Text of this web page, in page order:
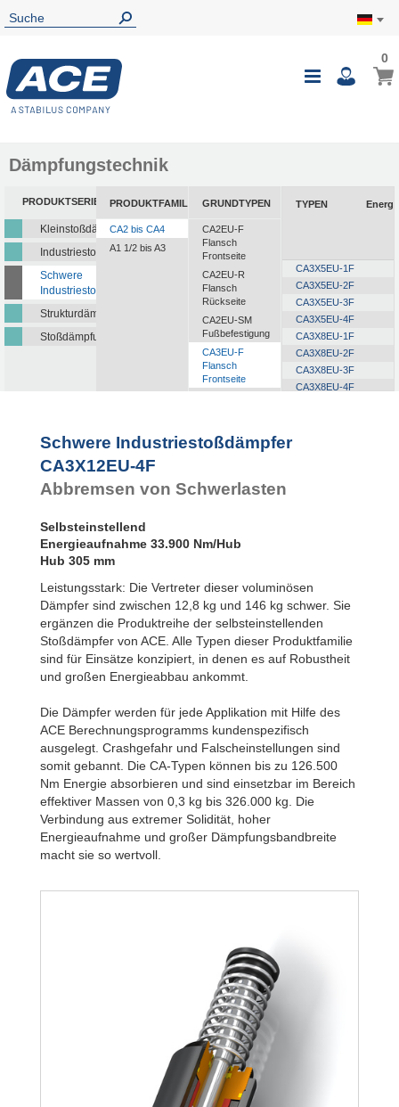
00
Dämpfungstechnik
PRODUKTSERIEN
Kleinstoßdämpfer
Industriestoßdämpfer
Schwere
Industriestoßdämpfer
Strukturdämpfer
Stoßdämpfungsplatten
PRODUKTFAMILIEN
CA2 bis CA4
A1 1/2 bis A3
GRUNDTYPEN
CA2EU-F
Flansch
Frontseite
CA2EU-R
Flansch
Rückseite
CA2EU-SM
Fußbefestigung
CA3EU-F
Flansch
Frontseite
CA3EU-S
Flansch
Rückseite
beidseitig
CA4EU-S
Fußbefestigung
TYPEN
CA3X5EU-1F
CA3X5EU-2F
CA3X5EU-3F
CA3X5EU-4F
CA3X8EU-1F
CA3X8EU-2F
CA3X8EU-3F
CA3X8EU-4F
Schwere Industriestoßdämpfer
CA3X12EU-4F
Abbremsen von Schwerlasten
Selbsteinstellend
Energieaufnahme 33.900 Nm/Hub
Hub 305 mm
Leistungsstark: Die Vertreter dieser voluminösen
Dämpfer sind zwischen 12,8 kg und 146 kg schwer. Sie
ergänzen die Produktreihe der selbsteinstellenden
Stoßdämpfer von ACE. Alle Typen dieser Produktfamilie
sind für Einsätze konzipiert, in denen es auf Robustheit
und großen Energieabbau ankommt.
Die Dämpfer werden für jede Applikation mit Hilfe des
ACE Berechnungsprogramms kundenspezifisch
ausgelegt. Crashgefahr und Falscheinstellungen sind
somit gebannt. Die CA-Typen können bis zu 126.500
Nm Energie absorbieren und sind einsetzbar im Bereich
effektiver Massen von 0,3 kg bis 326.000 kg. Die
Verbindung aus extremer Solidität, hoher
Energieaufnahme und großer Dämpfungsbandbreite
macht sie so wertvoll.